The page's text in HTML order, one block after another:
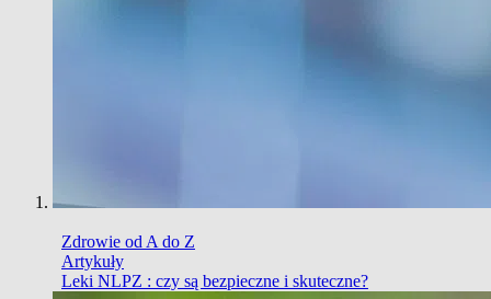
Zdrowie od A do Z
Artykuły
Leki NLPZ : czy są bezpieczne i skuteczne?